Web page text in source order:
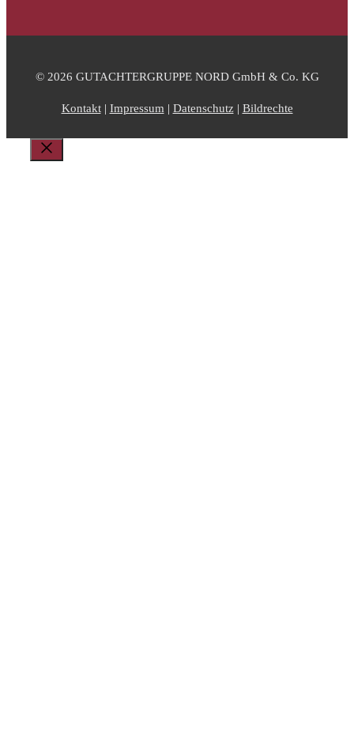
© 2026 GUTACHTERGRUPPE NORD GmbH & Co. KG
Kontakt| Impressum| Datenschutz| Bildrechte
Schließen